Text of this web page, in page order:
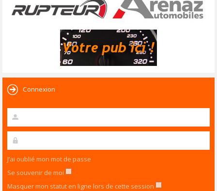
Connexion
J’ai oublié mon mot de passe
Se souvenir de moi
Masquer mon statut en ligne lors de cette session